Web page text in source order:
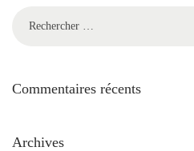
Commentaires récents
Archives